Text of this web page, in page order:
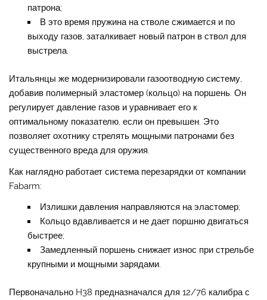
патрона;
В это время пружина на стволе сжимается и по
выходу газов, заталкивает новый патрон в ствол для
выстрела.
Итальянцы же модернизировали газоотводную систему,
добавив полимерный эластомер (кольцо) на поршень. Он
регулирует давление газов и уравнивает его к
оптимальному показателю, если он превышен. Это
позволяет охотнику стрелять мощными патронами без
существенного вреда для оружия.
Как наглядно работает система перезарядки от компании
Fabarm:
Излишки давления направляются на эластомер;
Кольцо вдавливается и не дает поршню двигаться
быстрее;
Замедленный поршень снижает износ при стрельбе
крупными и мощными зарядами.
Первоначально H38 предназначался для 12/76 калибра с